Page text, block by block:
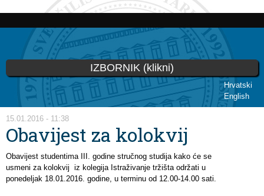
Skoči
glavni
sadržaj
Hrvatski
English
IZBORNIK (klikni)
Vi ste ovdje
15.01.2016 - 11:38
Obavijest za kolokvij
Obavijest studentima III. godine stručnog studija kako će se
usmeni za kolokvij iz kolegija Istraživanje tržišta održati u
ponedeljak 18.01.2016. godine, u terminu od 12.00-14.00 sati.